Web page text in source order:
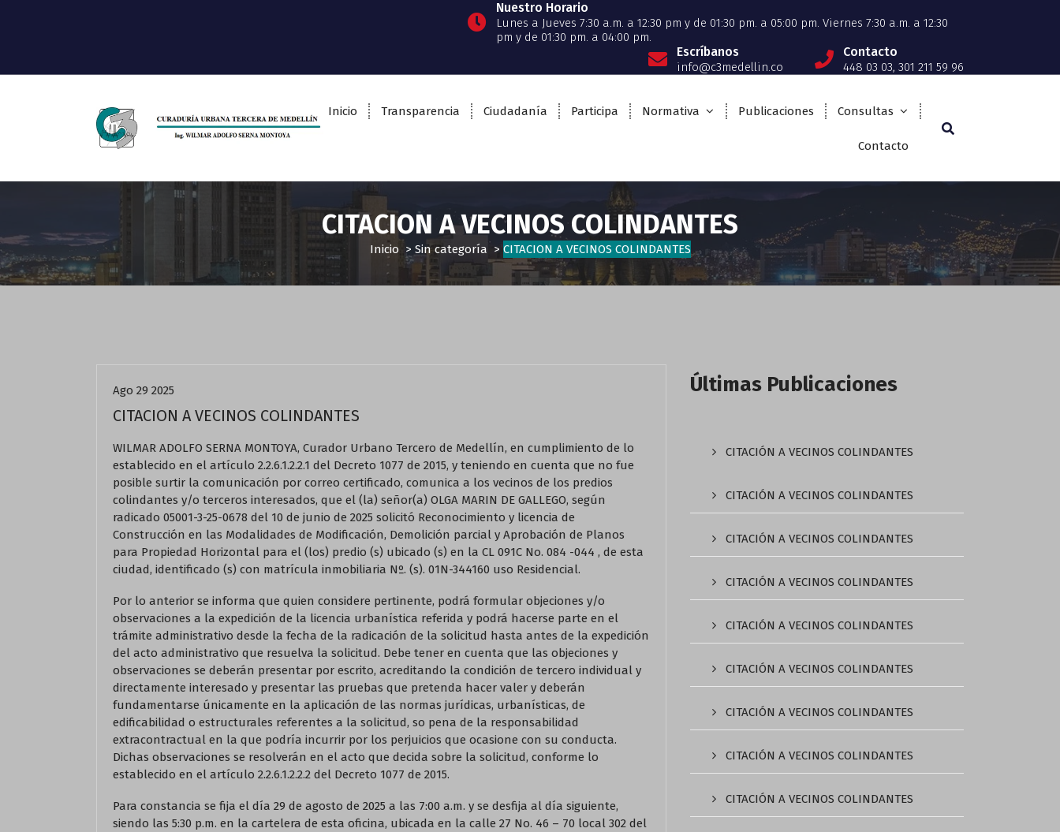
Nuestro Horario
Lunes a Jueves 7:30 a.m. a 12:30 pm y de 01:30 pm. a 05:00 pm. Viernes 7:30 a.m. a 12:30
pm y de 01:30 pm. a 04:00 pm.
Escríbanos
info@c3medellin.co
Contacto
448 03 03, 301 211 59 96
Inicio Transparencia Ciudadanía Participa Normativa Publicaciones Consultas
Contacto
CITACION A VECINOS COLINDANTES
Inicio> Sin categoría > CITACION A VECINOS COLINDANTES
Ago 29 2025
CITACION A VECINOS COLINDANTES
WILMAR ADOLFO SERNA MONTOYA, Curador Urbano Tercero de Medellín, en cumplimiento de lo
establecido en el artículo 2.2.6.1.2.2.1 del Decreto 1077 de 2015, y teniendo en cuenta que no fue
posible surtir la comunicación por correo certificado, comunica a los vecinos de los predios
colindantes y/o terceros interesados, que el (la) señor(a) OLGA MARIN DE GALLEGO, según
radicado 05001-3-25-0678 del 10 de junio de 2025 solicitó Reconocimiento y licencia de
Construcción en las Modalidades de Modificación, Demolición parcial y Aprobación de Planos
para Propiedad Horizontal para el (los) predio (s) ubicado (s) en la CL 091C No. 084 -044 , de esta
ciudad, identificado (s) con matrícula inmobiliaria Nº. (s). 01N-344160 uso Residencial.
Por lo anterior se informa que quien considere pertinente, podrá formular objeciones y/o
observaciones a la expedición de la licencia urbanística referida y podrá hacerse parte en el
trámite administrativo desde la fecha de la radicación de la solicitud hasta antes de la expedición
del acto administrativo que resuelva la solicitud. Debe tener en cuenta que las objeciones y
observaciones se deberán presentar por escrito, acreditando la condición de tercero individual y
directamente interesado y presentar las pruebas que pretenda hacer valer y deberán
fundamentarse únicamente en la aplicación de las normas jurídicas, urbanísticas, de
edificabilidad o estructurales referentes a la solicitud, so pena de la responsabilidad
extracontractual en la que podría incurrir por los perjuicios que ocasione con su conducta.
Dichas observaciones se resolverán en el acto que decida sobre la solicitud, conforme lo
establecido en el artículo 2.2.6.1.2.2.2 del Decreto 1077 de 2015.
Para constancia se fija el día 29 de agosto de 2025 a las 7:00 a.m. y se desfija al día siguiente,
siendo las 5:30 p.m. en la cartelera de esta oficina, ubicada en la calle 27 No. 46 – 70 local 302 del
Últimas Publicaciones
CITACIÓN A VECINOS COLINDANTES
CITACIÓN A VECINOS COLINDANTES
CITACIÓN A VECINOS COLINDANTES
CITACIÓN A VECINOS COLINDANTES
CITACIÓN A VECINOS COLINDANTES
CITACIÓN A VECINOS COLINDANTES
CITACIÓN A VECINOS COLINDANTES
CITACIÓN A VECINOS COLINDANTES
CITACIÓN A VECINOS COLINDANTES